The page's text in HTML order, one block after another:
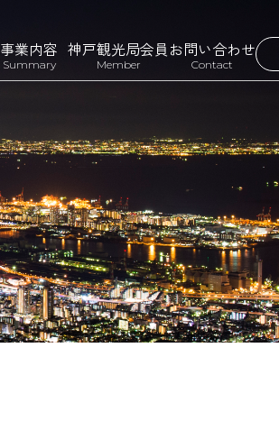
事業内容
Summary
神戸観光局会員
Member
お問い合わせ
Contact